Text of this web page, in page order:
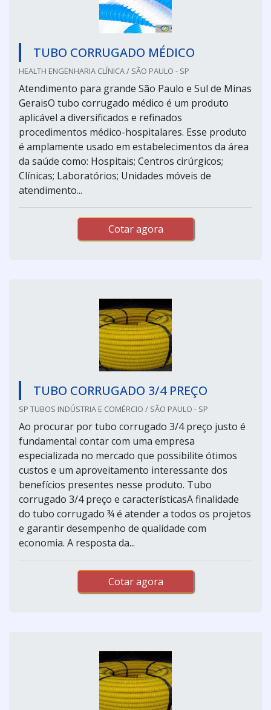
TUBO CORRUGADO MÉDICO
HEALTH ENGENHARIA CLÍNICA / SÃO PAULO - SP
Atendimento para grande São Paulo e Sul de Minas
GeraisO tubo corrugado médico é um produto
aplicável a diversificados e refinados
procedimentos médico-hospitalares. Esse produto
é amplamente usado em estabelecimentos da área
da saúde como: Hospitais; Centros cirúrgicos;
Clínicas; Laboratórios; Unidades móveis de
atendimento...
Cotar agora
TUBO CORRUGADO 3/4 PREÇO
SP TUBOS INDÚSTRIA E COMÉRCIO / SÃO PAULO - SP
Ao procurar por tubo corrugado 3/4 preço justo é
fundamental contar com uma empresa
especializada no mercado que possibilite ótimos
custos e um aproveitamento interessante dos
benefícios presentes nesse produto. Tubo
corrugado 3/4 preço e característicasA finalidade
do tubo corrugado ¾ é atender a todos os projetos
e garantir desempenho de qualidade com
economia. A resposta da...
Cotar agora